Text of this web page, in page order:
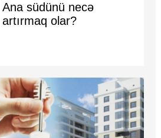
Ana südünü necə
artırmaq olar?